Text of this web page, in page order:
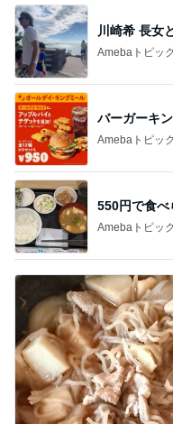
川崎希 長女
Amebaトピッ
バーガーキ
Amebaトピッ
550円で食べ
Amebaトピッ